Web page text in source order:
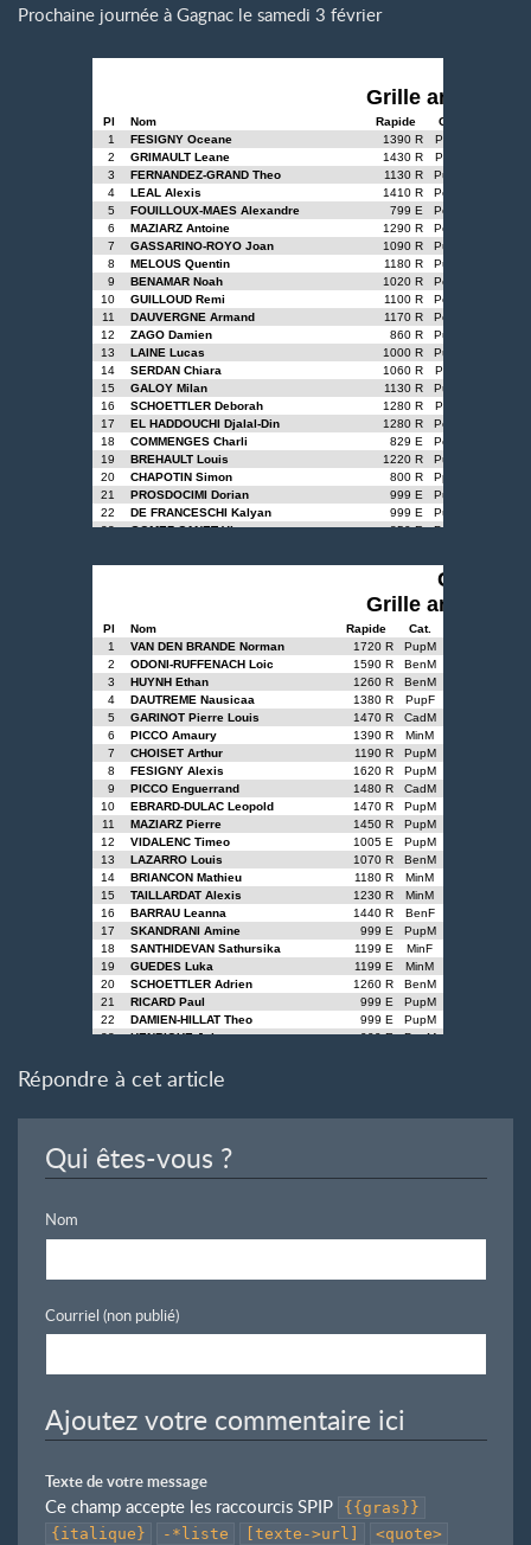
Prochaine journée à Gagnac le samedi 3 février
Répondre à cet article
Qui êtes-vous ?
Nom
Courriel (non publié)
Ajoutez votre commentaire ici
Texte de votre message
Ce champ accepte les raccourcis SPIP
{{gras}}
{italique}
-*liste [texte->url]
<quote>